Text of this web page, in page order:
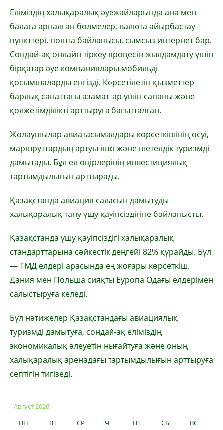
Еліміздің халықаралық әуежайларында ана мен
балаға арналған бөлмелер, валюта айырбастау
пункттері, пошта байланысы, сымсыз интернет бар.
Сондай-ақ онлайн тіркеу процесін жылдамдату үшін
бірқатар әуе компаниялары мобильді
қосымшаларды енгізді. Көрсетілетін қызметтер
барлық санаттағы азаматтар үшін сапаны және
қолжетімділікті арттыруға бағытталған.
Жолаушылар авиатасымалдары көрсеткішінің өсуі,
маршруттардың артуы ішкі және шетелдік туризмді
дамытады. Бұл ел өңірлерінің инвестициялық
тартымдылығын арттырады.
Қазақстанда авиация саласын дамытуды
халықаралық тану ұшу қауіпсіздігіне байланысты.
Қазақстанда ұшу қауіпсіздігі халықаралық
стандарттарына сәйкестік деңгейі 82% құрайды. Бұл
— ТМД елдері арасында ең жоғары көрсеткіш.
Дания мен Польша сияқты Еуропа Одағы елдерімен
салыстыруға келеді.
Бұл нәтижелер Қазақстандағы авиациялық
туризмді дамытуға, сондай-ақ еліміздің
экономикалық әлеуетін нығайтуға және оның
халықаралық аренадағы тартымдылығын арттыруға
септігін тигізеді.
Август 2026
ПН
ВТ СР ЧТ ПТ СБ ВС